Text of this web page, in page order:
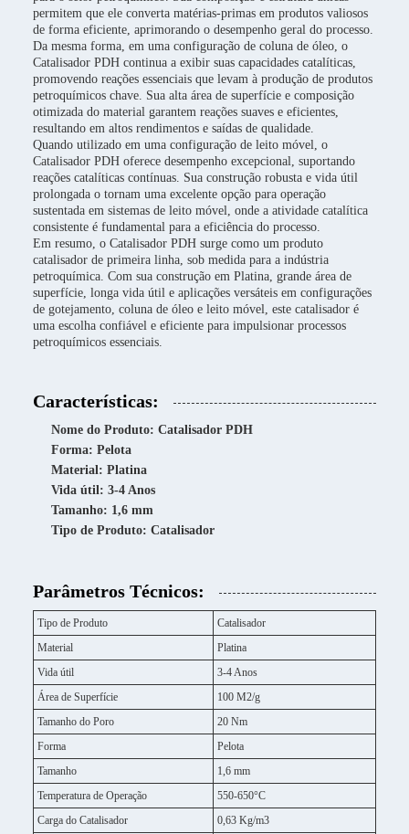
permitem que ele converta matérias-primas em produtos valiosos
de forma eficiente, aprimorando o desempenho geral do processo.
Da mesma forma, em uma configuração de coluna de óleo, o
Catalisador PDH continua a exibir suas capacidades catalíticas,
promovendo reações essenciais que levam à produção de produtos
petroquímicos chave. Sua alta área de superfície e composição
otimizada do material garantem reações suaves e eficientes,
resultando em altos rendimentos e saídas de qualidade.
Quando utilizado em uma configuração de leito móvel, o
Catalisador PDH oferece desempenho excepcional, suportando
reações catalíticas contínuas. Sua construção robusta e vida útil
prolongada o tornam uma excelente opção para operação
sustentada em sistemas de leito móvel, onde a atividade catalítica
consistente é fundamental para a eficiência do processo.
Em resumo, o Catalisador PDH surge como um produto
catalisador de primeira linha, sob medida para a indústria
petroquímica. Com sua construção em Platina, grande área de
superfície, longa vida útil e aplicações versáteis em configurações
de gotejamento, coluna de óleo e leito móvel, este catalisador é
uma escolha confiável e eficiente para impulsionar processos
petroquímicos essenciais.
Características:
Nome do Produto: Catalisador PDH
Forma: Pelota
Material: Platina
Vida útil: 3-4 Anos
Tamanho: 1,6 mm
Tipo de Produto: Catalisador
Parâmetros Técnicos:
Tipo de Produto
Catalisador
Material
Platina
Vida útil
3-4 Anos
Área de Superfície
100 M2/g
Tamanho do Poro
20 Nm
Forma
Pelota
Tamanho
1,6 mm
Temperatura de Operação
550-650°C
Carga do Catalisador
0,63 Kg/m3